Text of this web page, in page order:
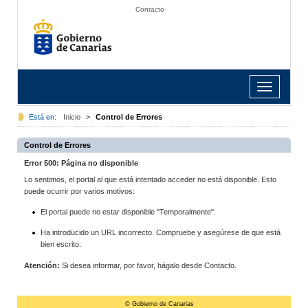
Contacto
Toggle
navigation
Está en: Inicio > Control de Errores
Control de Errores
Error 500: Página no disponible
Lo sentimos, el portal al que está intentado acceder no está disponible. Esto
puede ocurrir por varios motivos:
El portal puede no estar disponible "Temporalmente".
Ha introducido un URL incorrecto. Compruebe y asegúrese de que está
bien escrito.
Atención: Si desea informar, por favor, hágalo desde Contacto.
© Gobierno de Canarias